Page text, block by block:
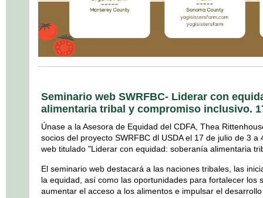
Seminario web SWRFBC- Liderar con
alimentaria tribal y compromiso inclusivo.
Únase a la Asesora de Equidad del CDFA, Thea
socios del proyecto SWRFBC dl USDA el 17 de julio de 3
web titulado "Liderar con equidad: soberanía alimentaria
El seminario web destacará a las naciones tribales, las
la equidad, así como las oportunidades para fortalecer los
aumentar el acceso a los alimentos e impulsar el